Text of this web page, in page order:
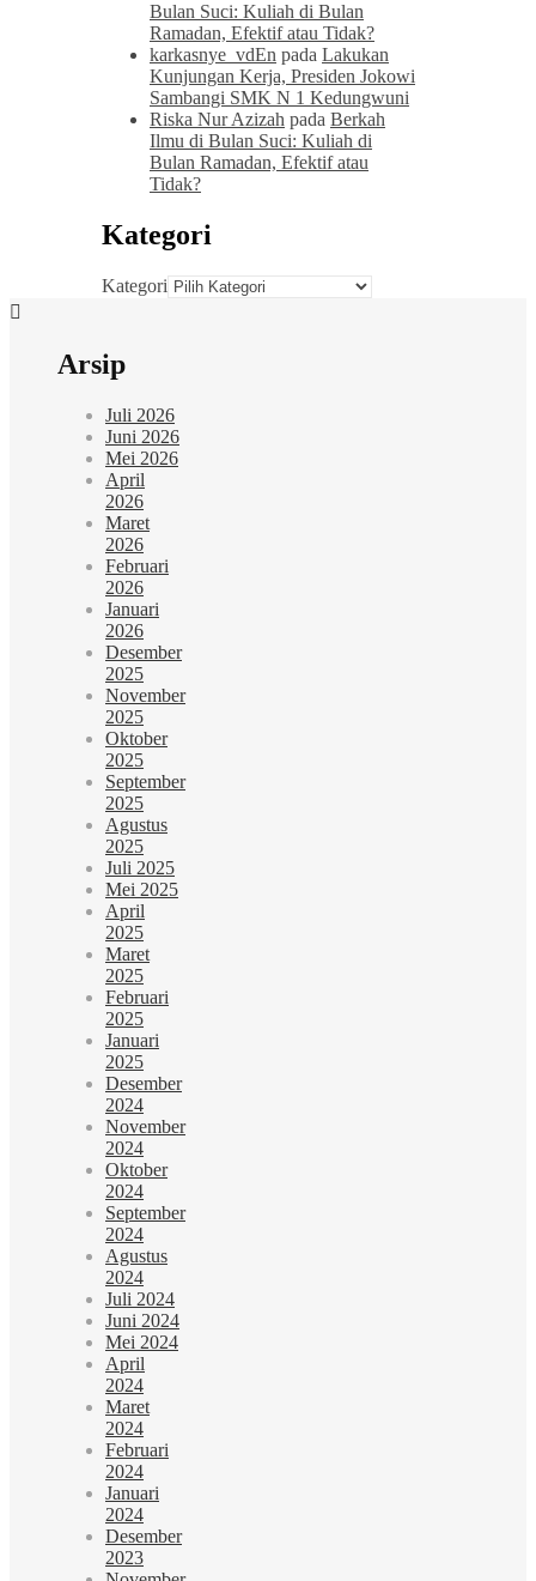
Bulan Suci: Kuliah di Bulan
Ramadan, Efektif atau Tidak?
karkasnye_vdEn pada Lakukan
Kunjungan Kerja, Presiden Jokowi
Sambangi SMK N 1 Kedungwuni
Riska Nur Azizah pada Berkah
Ilmu di Bulan Suci: Kuliah di
Bulan Ramadan, Efektif atau
Tidak?
Kategori
Kategori
Arsip
Juli 2026
Juni 2026
Mei 2026
April
2026
Maret
2026
Februari
2026
Januari
2026
Desember
2025
November
2025
Oktober
2025
September
2025
Agustus
2025
Juli 2025
Mei 2025
April
2025
Maret
2025
Februari
2025
Januari
2025
Desember
2024
November
2024
Oktober
2024
September
2024
Agustus
2024
Juli 2024
Juni 2024
Mei 2024
April
2024
Maret
2024
Februari
2024
Januari
2024
Desember
2023